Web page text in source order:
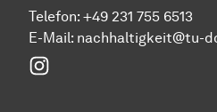
Telefon: +49 231 755 6513
E-Mail: nachhaltigkeit@tu-